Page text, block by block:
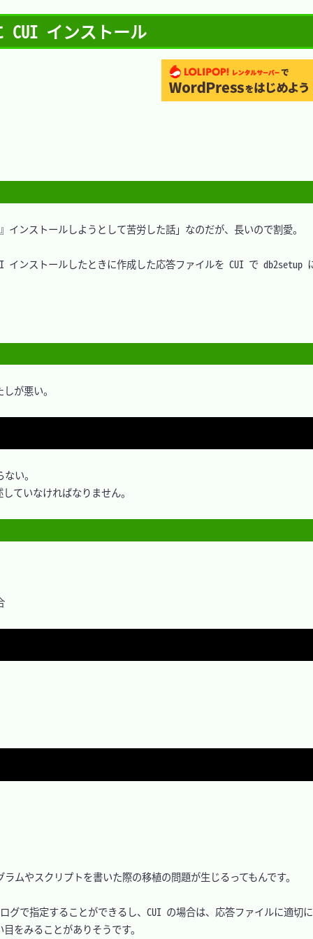
インストール
ンストールしようとして苦労した話」なのだが、長いので割愛。
ンストールしたときに作成した応答ファイルを CUI で db2setup
が悪い。
い。
いなければなりません。
やスクリプトを書いた際の移植の問題が生じるってもんです。
で指定することができるし、CUI の場合は、応答ファイルに適切
をみることがありそうです。